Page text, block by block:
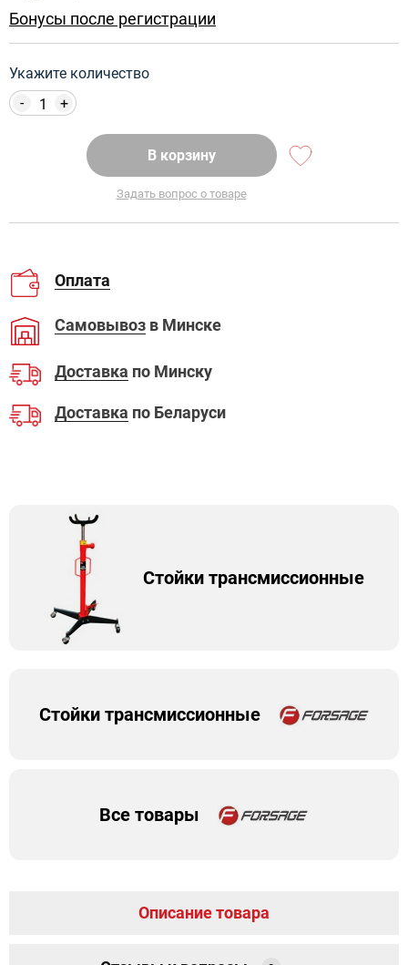
Бонусы после регистрации
Укажите количество
+
-
В корзину
Задать вопрос о товаре
Оплата
Самовывоз в Минске
Доставка по Минску
Доставка по Беларуси
Стойки трансмиссионные
Стойки трансмиссионные
Все товары
Описание товара